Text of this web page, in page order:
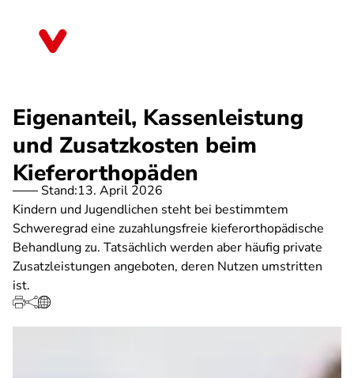
Eigenanteil, Kassenleistung
und Zusatzkosten beim
Kieferorthopäden
Stand:13. April 2026
Kindern und Jugendlichen steht bei bestimmtem
Schweregrad eine zuzahlungsfreie kieferorthopädische
Behandlung zu. Tatsächlich werden aber häufig private
Zusatzleistungen angeboten, deren Nutzen umstritten
ist.